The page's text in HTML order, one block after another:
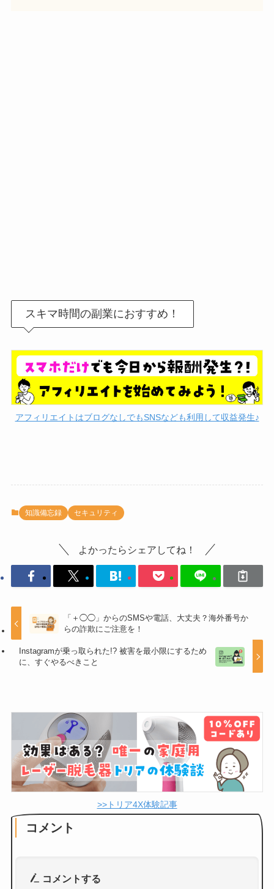
スキマ時間の副業におすすめ！
アフィリエイトはブログなしでもSNSなども利用して収益発生♪
知識備忘録 セキュリティ
よかったらシェアしてね！
「＋◯◯」からのSMSや電話、大丈夫？海外番号か
らの詐欺にご注意を！
Instagramが乗っ取られた!? 被害を最小限にするため
に、すぐやるべきこと
>>トリア4X体験記事
コメント
コメントする